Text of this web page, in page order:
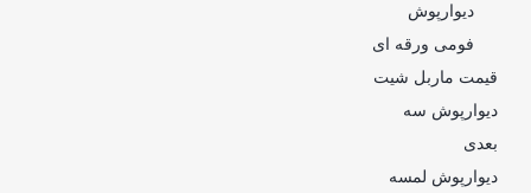
دیوارپوش
فومی ورقه ای
قیمت ماربل شیت
دیوارپوش سه
بعدی
دیوارپوش لمسه